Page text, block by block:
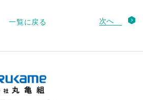
一覧に戻る 次へ